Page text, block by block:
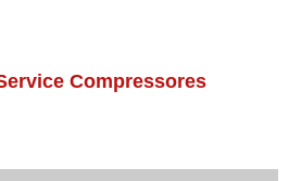
Compressores